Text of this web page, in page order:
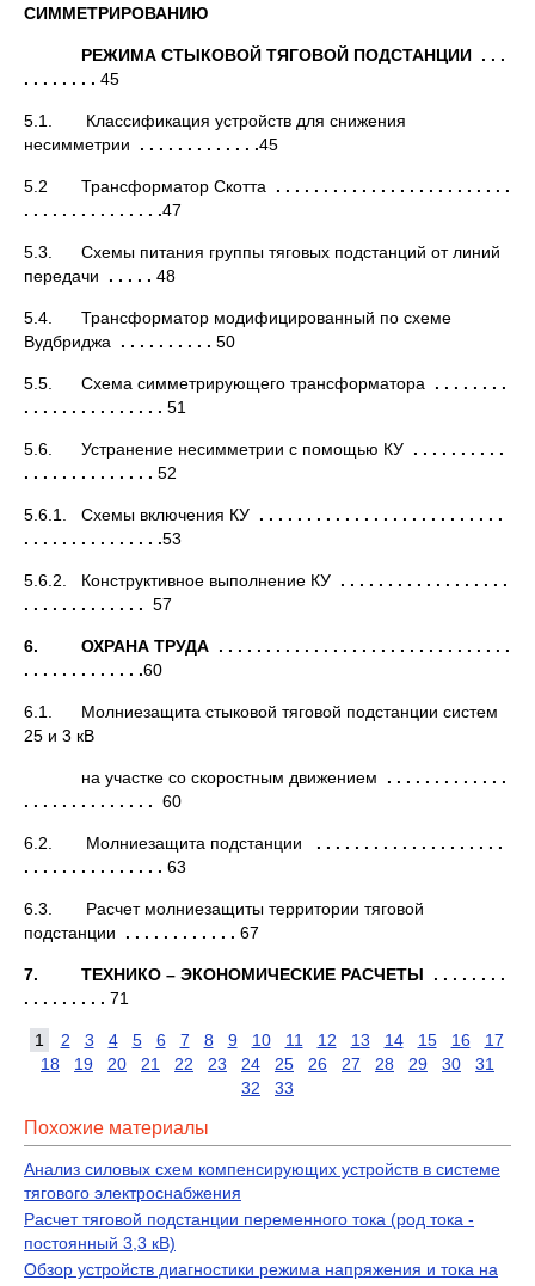
СИММЕТРИРОВАНИЮ
РЕЖИМА СТЫКОВОЙ ТЯГОВОЙ ПОДСТАНЦИИ . . .
. . . . . . . . 45
5.1. Классификация устройств для снижения
несимметрии
. . . . . . . . . . . . .45
5.2 Трансформатор Скотта . . . . . . . . . . . . . . . . . . . . . . . . .
. . . . . . . . . . . . . . .47
5.3. Схемы питания группы тяговых подстанций от линий
передачи . . . . . 48
5.4. Трансформатор модифицированный по схеме
Вудбриджа . . . . . . . . . . 50
5.5. Схема симметрирующего трансформатора . . . . . . . .
. . . . . . . . . . . . . . . 51
5.6. Устранение несимметрии с помощью КУ . . . . . . . . . .
. . . . . . . . . . . . . . 52
5.6.1. Схемы включения КУ . . . . . . . . . . . . . . . . . . . . . . . . . .
. . . . . . . . . . . . . . .53
5.6.2. Конструктивное выполнение КУ . . . . . . . . . . . . . . . . . .
. . . . . . . . . . . . . 57
6. ОХРАНА ТРУДА . . . . . . . . . . . . . . . . . . . . . . . . . . . . . . .
. . . . . . . . . . . . .60
6.1. Молниезащита стыковой тяговой подстанции систем
25 и 3 кВ
на участке со скоростным движением . . . . . . . . . . . . .
. . . . . . . . . . . . . . 60
6.2. Молниезащита подстанции
. . . . . . . . . . . . . . . . . . . .
. . . . . . . . . . . . . . . 63
6.3. Расчет молниезащиты территории тяговой
подстанции . . . . . . . . . . . . 67
7. ТЕХНИКО – ЭКОНОМИЧЕСКИЕ РАСЧЕТЫ . . . . . . . .
. . . . . . . . . 71
1 2 3 4 5 6 7 8 9 10 11 12 13 14 15 16
17
18
19 20 21 22 23 24 25 26 27 28 29 30
31
32
33
Похожие материалы
Анализ силовых схем компенсирующих устройств в системе
тягового электроснабжения
Расчет тяговой подстанции переменного тока (род тока -
постоянный 3,3 кВ)
Обзор устройств диагностики режима напряжения и тока на